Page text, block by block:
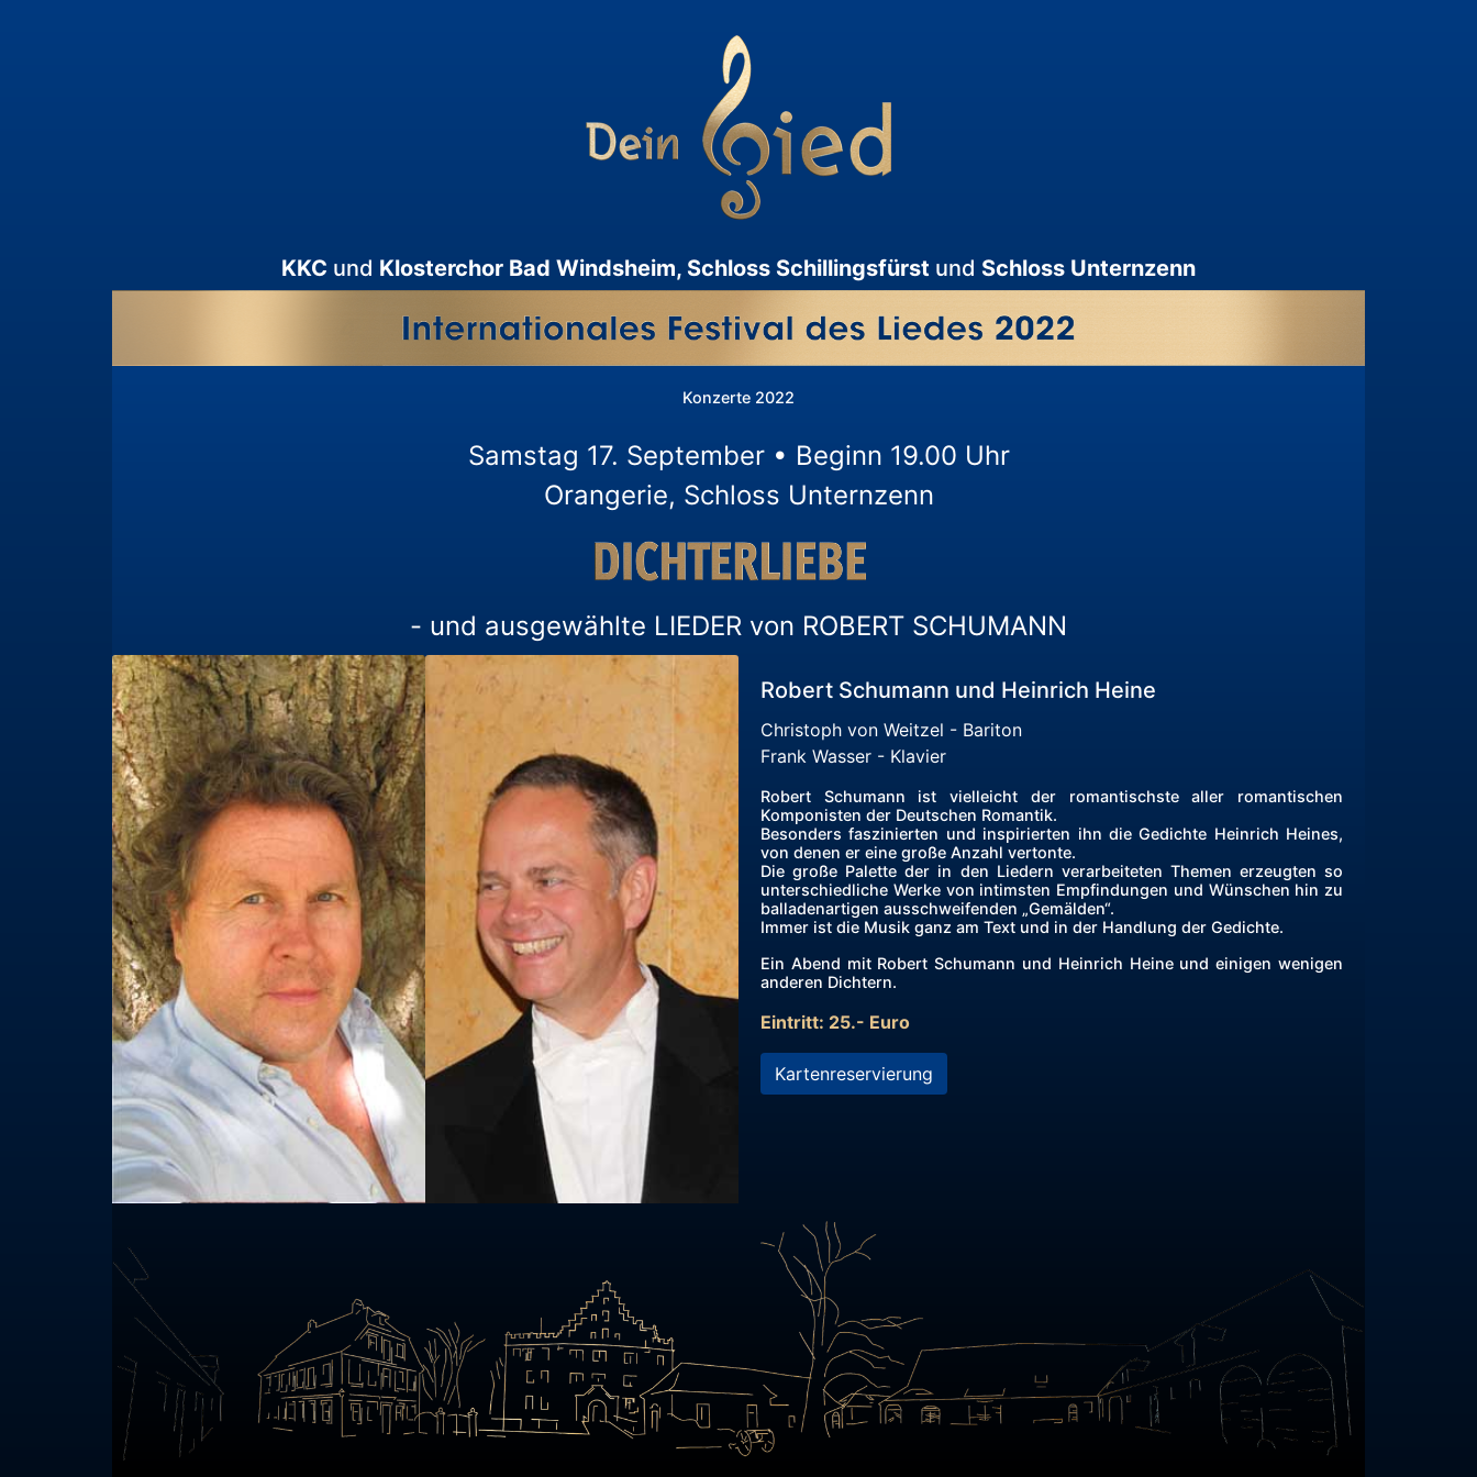
KKC und Klosterchor Bad Windsheim, Schloss Schillingsfürst und Schloss Unternzenn
Konzerte 2022
Samstag 17. September • Beginn 19.00 Uhr
Orangerie, Schloss Unternzenn
- und ausgewählte LIEDER von ROBERT SCHUMANN
Robert Schumann und Heinrich Heine
Christoph von Weitzel - Bariton
Frank Wasser - Klavier
Robert Schumann ist vielleicht der romantischste aller romantischen
Komponisten der Deutschen Romantik.
Besonders faszinierten und inspirierten ihn die Gedichte Heinrich Heines,
von denen er eine große Anzahl vertonte.
Die große Palette der in den Liedern verarbeiteten Themen erzeugten so
unterschiedliche Werke von intimsten Empfindungen und Wünschen hin zu
balladenartigen ausschweifenden „Gemälden“.
Immer ist die Musik ganz am Text und in der Handlung der Gedichte.
Ein Abend mit Robert Schumann und Heinrich Heine und einigen wenigen
anderen Dichtern.
Eintritt: 25.- Euro
Kartenreservierung